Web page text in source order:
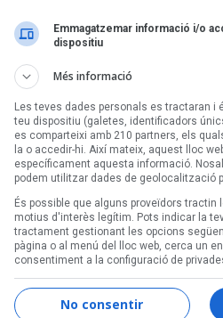
de Flashy Ice
Isaac i Paco
últims dies
Emmagatzemar informació i/o
dispositiu
Més informació
Les teves dades personals es tractaran i
teu dispositiu (galetes, identificadors
es comparteixi amb 210 partners, els
la o accedir-hi. Així mateix, aquest lloc
específicament aquesta informació.
podem utilitzar dades de geolocalització
És possible que alguns proveïdors
motius d'interès legítim. Pots indicar la
tractament gestionant les opcions
pàgina o al menú del lloc web, cerca un
consentiment a la configuració de
No consentir